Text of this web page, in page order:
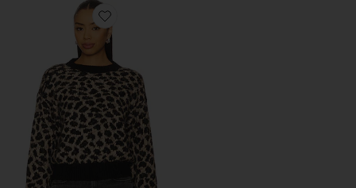
Favorite THE ITSY CROP 점퍼